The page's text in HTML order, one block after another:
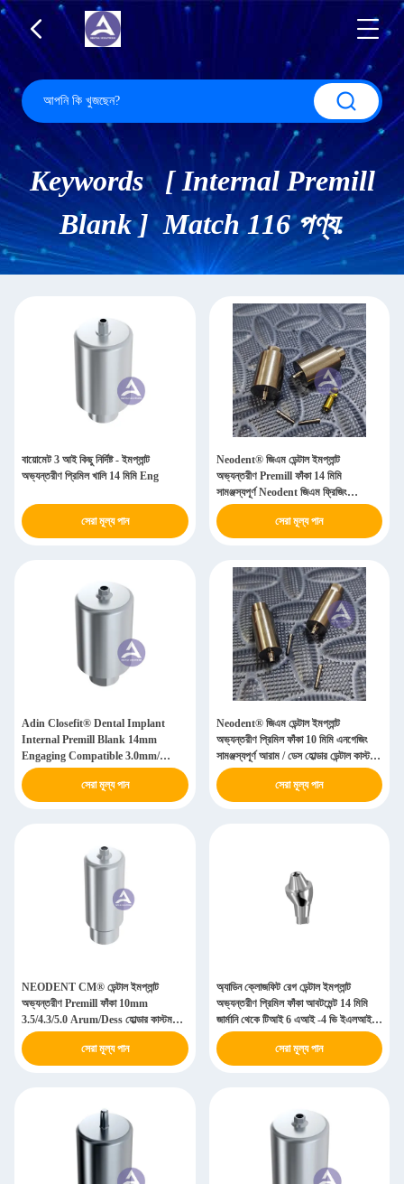
Keywords [ Internal Premill
Blank ] Match 116 পণ্য.
বায়োমেট 3 আই কিছু নির্দিষ্ট - ইমপ্লান্ট
অভ্যন্তরীণ প্রিমিল খালি 14 মিমি Eng
সেরা মূল্য পান
Neodent® জিএম ডেন্টাল ইমপ্লান্ট
অভ্যন্তরীণ Premill ফাঁকা 14 মিমি
সামঞ্জস্যপূর্ণ Neodent জিএম ফ্রিজিং
Abutment জড়িত
সেরা মূল্য পান
Adin Closefit® Dental Implant
Internal Premill Blank 14mm
Engaging Compatible 3.0mm/
3.5mm/ 4.3&5.0mm
সেরা মূল্য পান
Neodent® জিএম ডেন্টাল ইমপ্লান্ট
অভ্যন্তরীণ প্রিমিল ফাঁকা 10 মিমি এনগেজিং
সামঞ্জস্যপূর্ণ আরাম / ডেস হোল্ডার ডেন্টাল কাস্টম
আবটমেন্ট
সেরা মূল্য পান
NEODENT CM® ডেন্টাল ইমপ্লান্ট
অভ্যন্তরীণ Premill ফাঁকা 10mm
3.5/4.3/5.0 Arum/Dess হোল্ডার কাস্টম
তৈরি Abutment
সেরা মূল্য পান
অ্যাডিন ক্লোজফিট রেগ ডেন্টাল ইমপ্লান্ট
অভ্যন্তরীণ প্রিমিল ফাঁকা আবটমেন্ট 14 মিমি
জার্মানি থেকে টিআই 6 এআই -4 ভি ইএলআই
উপাদান সহ জড়িত
সেরা মূল্য পান